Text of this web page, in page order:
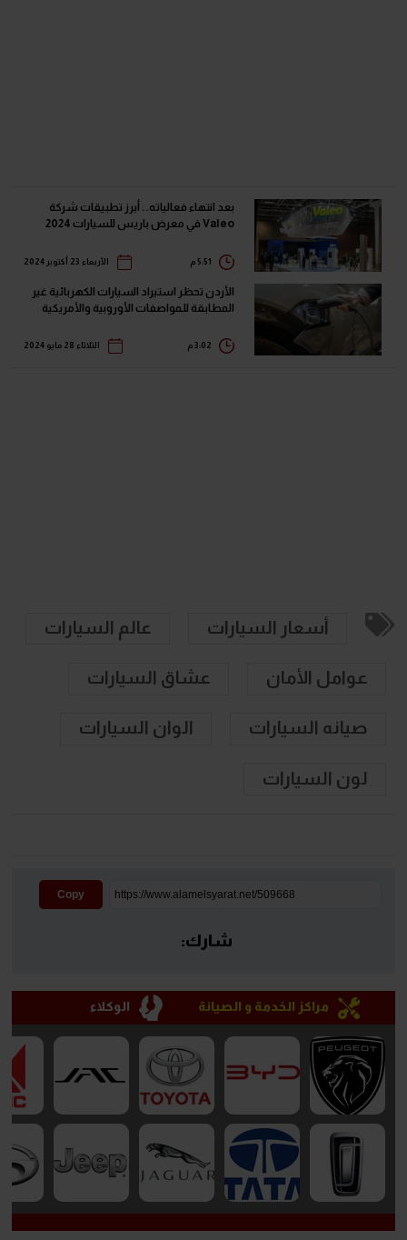
بعد انتهاء فعالياته.. أبرز تطبيقات شركة
Valeo في معرض باريس للسيارات 2024
الأربعاء 23 أكتوبر 2024
الأردن تحظر استيراد السيارات الكهربائية غير
المطابقة للمواصفات الأوروبية والأمريكية
الثلاثاء 28 مايو 2024
أسعار السيارات عالم السيارات
عوامل الأمان عشاق السيارات
صيانه السيارات الوان السيارات
لون السيارات
Copy
شارك:
مراكز الخدمة و الصيانة الوكلاء